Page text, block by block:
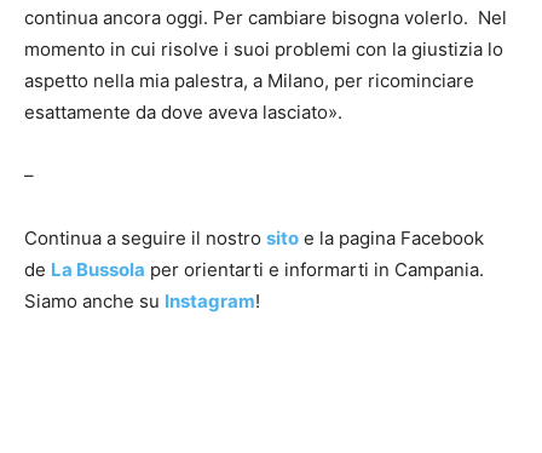
continua ancora oggi. Per cambiare bisogna volerlo. Nel
momento in cui risolve i suoi problemi con la giustizia lo
aspetto nella mia palestra, a Milano, per ricominciare
esattamente da dove aveva lasciato».
–
Continua a seguire il nostro sito e la pagina Facebook
de La Bussola per orientarti e informarti in Campania.
Siamo anche su Instagram!